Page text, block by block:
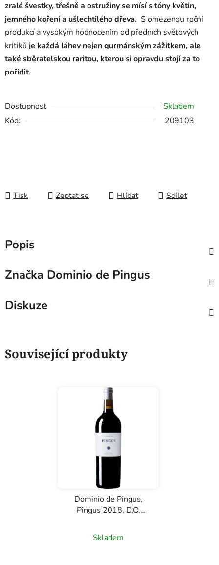
zralé švestky, třešně a ostružiny se mísí s tóny květin,
jemného koření a ušlechtilého dřeva. S omezenou roční
produkcí a vysokým hodnocením od předních světových
kritiků je každá láhev nejen gurmánským zážitkem, ale
také sběratelskou raritou, kterou si opravdu stojí za to
pořídit.
Dostupnost
Skladem
Kód:
209103
Tisk Zeptat se Hlídat Sdílet
Popis
Značka Dominio de Pingus
Diskuze
Související produkty
Dominio de Pingus,
Pingus 2018, D.O.
červené víno, 0,75l
hodnocení
Skladem